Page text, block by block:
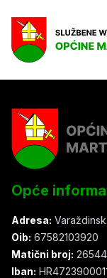
Opće
Adresa:
Oib: 67582103920
Matični broj:
Iban: